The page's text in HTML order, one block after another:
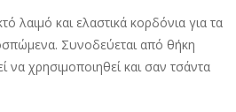
λαιμό και ελαστικά κορδόνια για τα
Συνοδεύεται από θήκη
να χρησιμοποιηθεί και σαν τσάντα